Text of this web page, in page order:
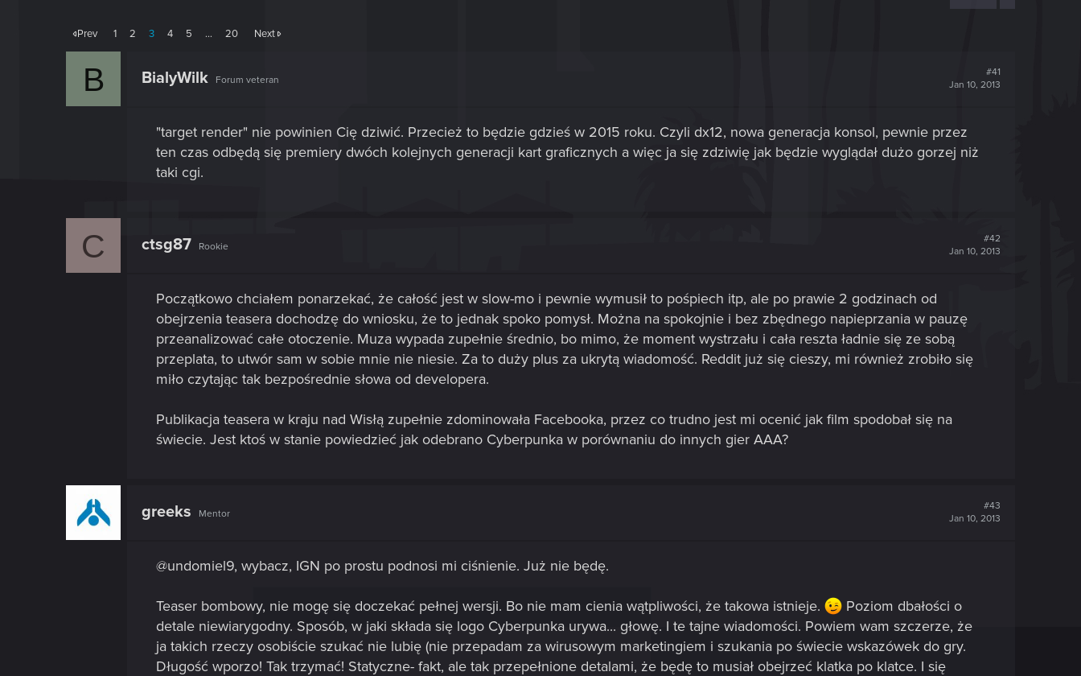
Prev 1 2 3 4 5 … 20 Next
B BialyWilk Forum veteran
#41
Jan 10, 2013
"target render" nie powinien Cię dziwić. Przecież to będzie gdzieś w 2015 roku. Czyli dx12, nowa generacja konsol, pewnie przez
ten czas odbędą się premiery dwóch kolejnych generacji kart graficznych a więc ja się zdziwię jak będzie wyglądał dużo gorzej niż
taki cgi.
C ctsg87 Rookie
#42
Jan 10, 2013
Początkowo chciałem ponarzekać, że całość jest w slow-mo i pewnie wymusił to pośpiech itp, ale po prawie 2 godzinach od
obejrzenia teasera dochodzę do wniosku, że to jednak spoko pomysł. Można na spokojnie i bez zbędnego napieprzania w pauzę
przeanalizować całe otoczenie. Muza wypada zupełnie średnio, bo mimo, że moment wystrzału i cała reszta ładnie się ze sobą
przeplata, to utwór sam w sobie mnie nie niesie. Za to duży plus za ukrytą wiadomość. Reddit już się cieszy, mi również zrobiło się
miło czytając tak bezpośrednie słowa od developera.
Publikacja teasera w kraju nad Wisłą zupełnie zdominowała Facebooka, przez co trudno jest mi ocenić jak film spodobał się na
świecie. Jest ktoś w stanie powiedzieć jak odebrano Cyberpunka w porównaniu do innych gier AAA?
greeks Mentor
#43
Jan 10, 2013
@undomiel9, wybacz, IGN po prostu podnosi mi ciśnienie. Już nie będę.
Teaser bombowy, nie mogę się doczekać pełnej wersji. Bo nie mam cienia wątpliwości, że takowa istnieje.
Poziom dbałości o
detale niewiarygodny. Sposób, w jaki składa się logo Cyberpunka urywa... głowę. I te tajne wiadomości. Powiem wam szczerze, że
ja takich rzeczy osobiście szukać nie lubię (nie przepadam za wirusowym marketingiem i szukania po świecie wskazówek do gry.
Długość wporzo! Tak trzymać! Statyczne- fakt, ale tak przepełnione detalami, że będę to musiał obejrzeć klatka po klatce. I się